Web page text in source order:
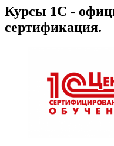
Курсы 1С -
сертификация.